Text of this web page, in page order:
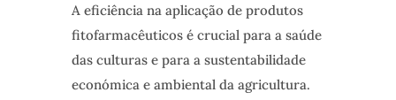
A eficiência na aplicação de produtos
fitofarmacêuticos é crucial para a saúde
das culturas e para a sustentabilidade
económica e ambiental da agricultura.